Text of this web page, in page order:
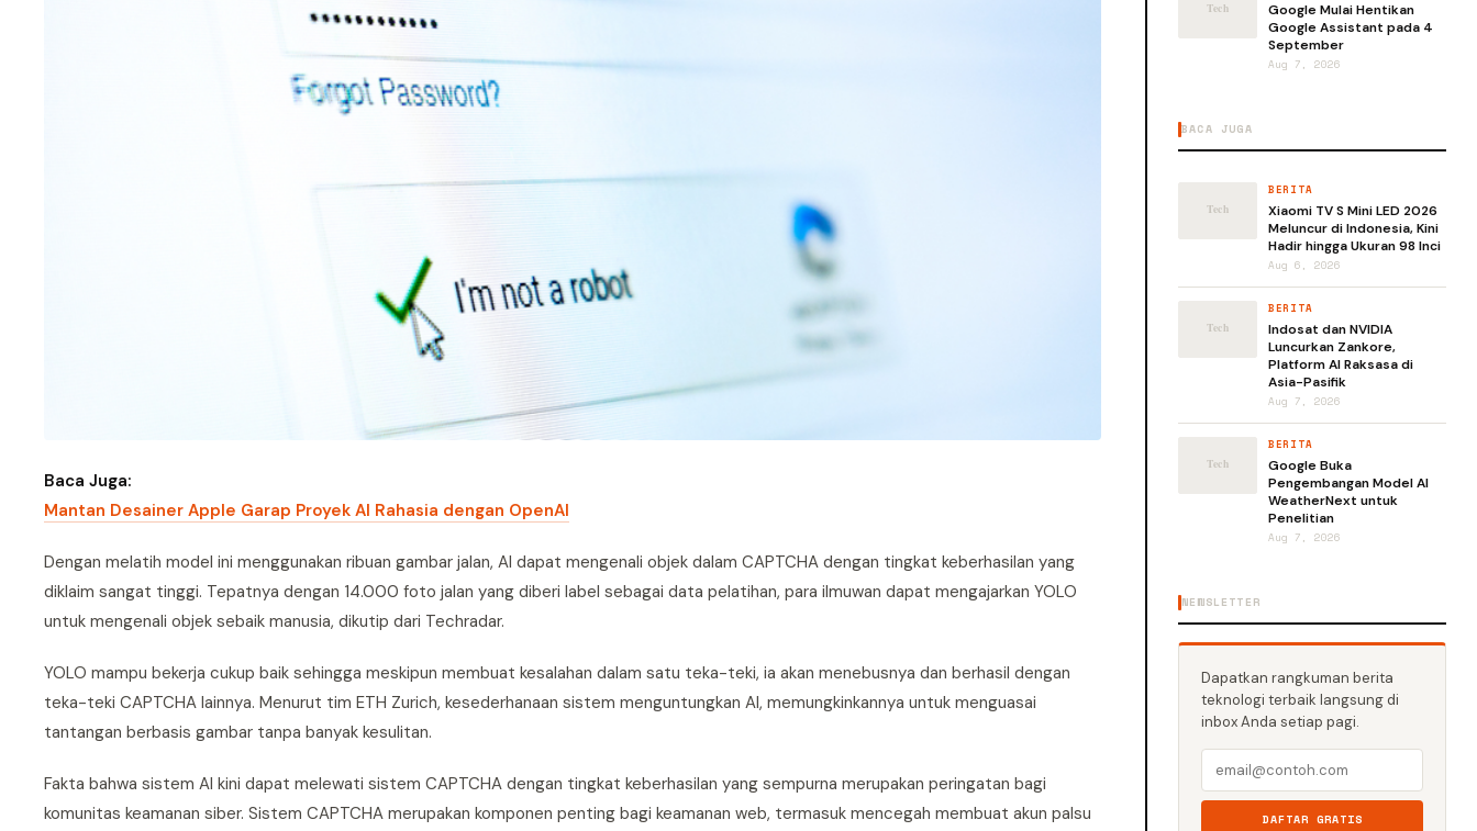
Baca Juga:
Mantan Desainer Apple Garap Proyek AI Rahasia dengan OpenAI
Dengan melatih model ini menggunakan ribuan gambar jalan, AI dapat mengenali objek dalam CAPTCHA dengan tingkat keberhasilan yang
diklaim sangat tinggi. Tepatnya dengan 14.000 foto jalan yang diberi label sebagai data pelatihan, para ilmuwan dapat mengajarkan YOLO
untuk mengenali objek sebaik manusia, dikutip dari Techradar.
YOLO mampu bekerja cukup baik sehingga meskipun membuat kesalahan dalam satu teka-teki, ia akan menebusnya dan berhasil dengan
teka-teki CAPTCHA lainnya. Menurut tim ETH Zurich, kesederhanaan sistem menguntungkan AI, memungkinkannya untuk menguasai
tantangan berbasis gambar tanpa banyak kesulitan.
Fakta bahwa sistem AI kini dapat melewati sistem CAPTCHA dengan tingkat keberhasilan yang sempurna merupakan peringatan bagi
komunitas keamanan siber. Sistem CAPTCHA merupakan komponen penting bagi keamanan web, termasuk mencegah membuat akun palsu
Google Mulai Hentikan
Google Assistant pada 4
September
Aug 7, 2026
BACA JUGA
BERITA
Xiaomi TV S Mini LED 2026
Meluncur di Indonesia, Kini
Hadir hingga Ukuran 98 Inci
Aug 6, 2026
BERITA
Indosat dan NVIDIA
Luncurkan Zankore,
Platform AI Raksasa di
Asia-Pasifik
Aug 7, 2026
BERITA
Google Buka
Pengembangan Model AI
WeatherNext untuk
Penelitian
Aug 7, 2026
NEWSLETTER
Dapatkan rangkuman berita
teknologi terbaik langsung di
inbox Anda setiap pagi.
DAFTAR GRATIS